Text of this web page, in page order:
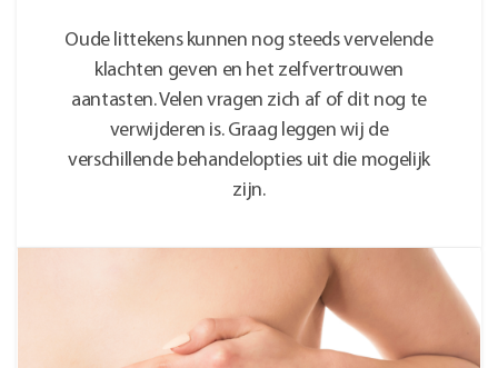
Oude littekens kunnen nog steeds vervelende
klachten geven en het zelfvertrouwen
aantasten. Velen vragen zich af of dit nog te
verwijderen is. Graag leggen wij de
verschillende behandelopties uit die mogelijk
zijn.